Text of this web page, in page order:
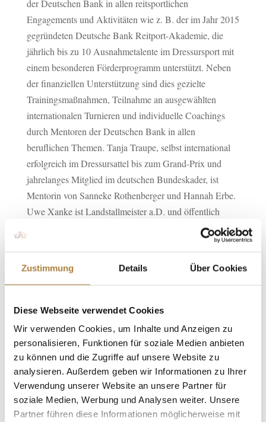
Zustimmung Details Über Cookies
Diese Webseite verwendet Cookies
Wir verwenden Cookies, um Inhalte und Anzeigen zu
personalisieren, Funktionen für soziale Medien anbieten
zu können und die Zugriffe auf unsere Website zu
analysieren. Außerdem geben wir Informationen zu Ihrer
Verwendung unserer Website an unsere Partner für
soziale Medien, Werbung und Analysen weiter. Unsere
Partner führen diese Informationen möglicherweise mit
der Deutschen Bank in allen reitsportlichen
Engagements und Aktivitäten wie z. B. der im Jahr 2015
gegründeten Deutsche Bank Reitport-Akademie, die
jährlich bis zu 10 Ausnahmetalente im Dressursport mit
einem besonderen Förderprogramm unterstützt. Neben
der finanziellen Unterstützung sind dies gezielte
Trainingsmaßnahmen, Teilnahme an ausgewählten
internationalen Turnieren und individuelle Coachings
durch Mentoren der Deutschen Bank in allen
beruflichen Themen. Tanja Traupe, selbst international
erfolgreich im Dressursattel bis zum Grand-Prix und
jahrelanges Mitglied im deutschen Bundeskader, ist
Mentorin von Sanneke Rothenberger und Hannah Erbe.
Uwe Xanke ist Landstallmeister a.D. und öffentlich
bestellter und vereidigter Gutachter für Pferdezucht, -
haltung und –ausbildung. Selbst erfolgreich im Sattel bis
geschäftsleitender Position von Verbänden und
Pferdezucht heute weltweit Organisationen auf diesem